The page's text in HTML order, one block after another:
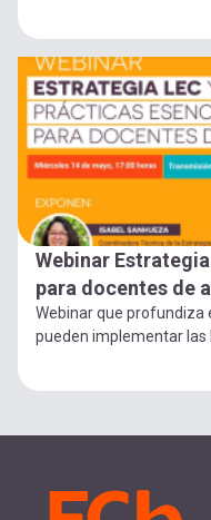
Webinar
para docentes de
Webinar que profundiza
pueden implementar las